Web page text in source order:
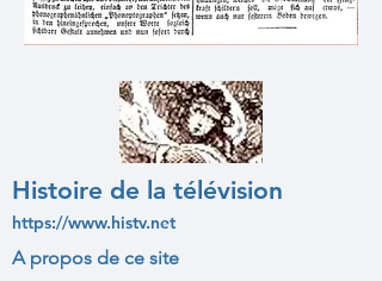
Histoire de la télévision
https://www.histv.net
A propos de ce site